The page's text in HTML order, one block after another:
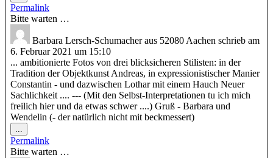
Metabox
ein-/ausblenden.
Permalink
Bitte warten …
Barbara Lersch-Schumacheraus 52080 Aachen schrieb am
6. Februar 2021 um 15:10
... ambitionierte Fotos von drei blicksicheren Stilisten: in der
Tradition der Objektkunst Andreas, in expressionistischer Manier
Constantin - und dazwischen Lothar mit einem Hauch Neuer
Sachlichkeit .... --- (Mit den Selbst-Interpretationen tu ich mich
freilich hier und da etwas schwer ....) Gruß - Barbara und
Wendelin (- der natürlich nicht mit beckmessert)
...
Metabox
ein-/ausblenden.
Permalink
Bitte warten …